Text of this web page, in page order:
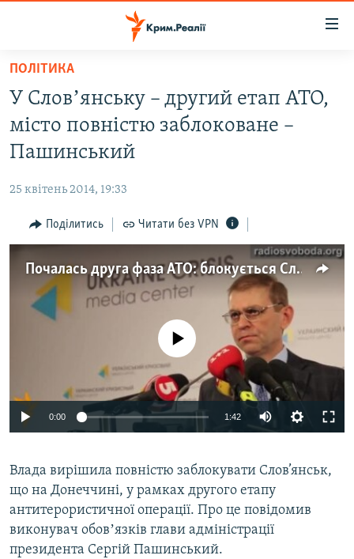
Перейти
основного
матеріалу
Перейти
до
основної
Перейти
до
пошуку
ВІДЕО ТА ФОТО
БЛОГИ
ПОГЛЯД
ІНТЕРВ'Ю
ВСЕ ЗА ДЕНЬ
СПЕЦПРОЕКТИ
ВІДЕОУРОКИ «ELIFBE»
СВІДЧЕННЯ ОКУПАЦІЇ
УКРАЇНСЬКА ПРОБЛЕМА КРИМУ
ЯК ОБІЙТИ БЛОКУВАННЯ
Qırımtatar
Усі сайти RFE/RL
ПОЛІТИКА
У Словʼянську – другий етап АТО,
місто повністю заблоковане –
Пашинський
25 квітень 2014, 19:33
Поділитись Читати без VPN
Почалась друга фаза АТО: блокується Слов'янськ – Пашинський
No media source currently available
0:00 1:42
Влада вирішила повністю заблокувати Слов’янськ,
що на Донеччині, у рамках другого етапу
антитерористичної операції. Про це повідомив
виконувач обовʼязків глави адміністрації
президента Сергій Пашинський.